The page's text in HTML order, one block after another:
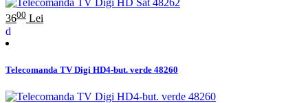
3600 Lei
Telecomanda TV Digi HD4-but. verde 48260